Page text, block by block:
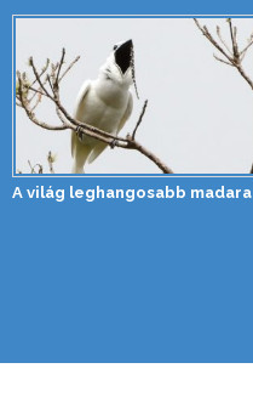
A világ leghangosabb madara